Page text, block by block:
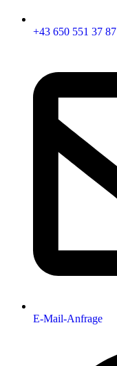
+43 650 551 37 87
E-Mail-Anfrage